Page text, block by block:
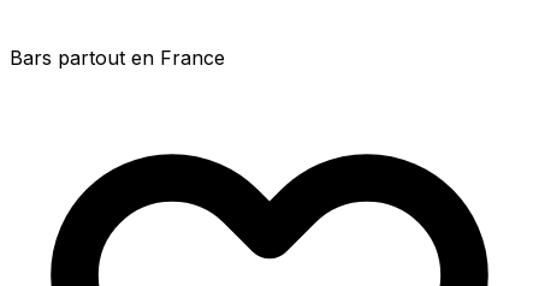
Bars partout en France